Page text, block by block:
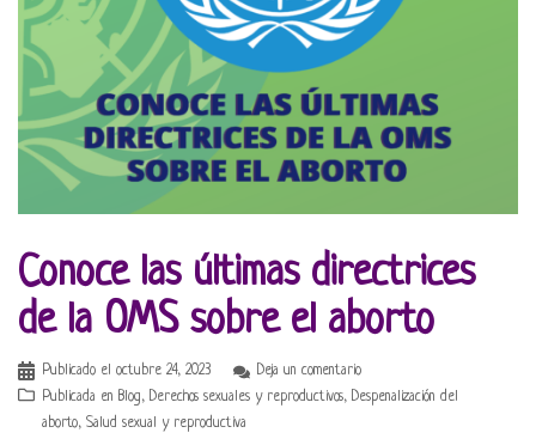
Conoce las últimas directrices
de la OMS sobre el aborto
Publicado el octubre 24, 2023
Deja un comentario
Publicada en Blog, Derechos sexuales y reproductivos, Despenalización del
aborto, Salud sexual y reproductiva